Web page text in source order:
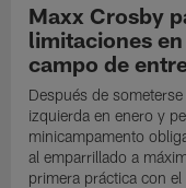
Maxx Crosby
limitaciones
campo de
Después de
izquierda en enero y
minicampamento
al emparrillado a
primera práctica con